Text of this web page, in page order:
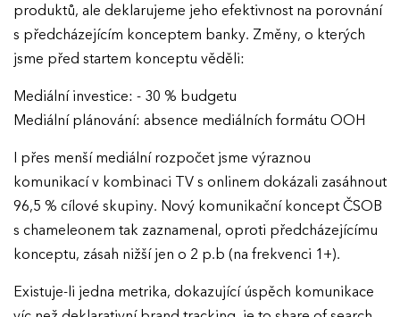
produktů, ale deklarujeme jeho efektivnost na porovnání
s předcházejícím konceptem banky. Změny, o kterých
jsme před startem konceptu věděli:
Mediální investice: - 30 % budgetu
Mediální plánování: absence mediálních formátu OOH
I přes menší mediální rozpočet jsme výraznou
komunikací v kombinaci TV s onlinem dokázali zasáhnout
96,5 % cílové skupiny. Nový komunikační koncept ČSOB
s chameleonem tak zaznamenal, oproti předcházejícímu
konceptu, zásah nižší jen o 2 p.b (na frekvenci 1+).
Existuje-li jedna metrika, dokazující úspěch komunikace